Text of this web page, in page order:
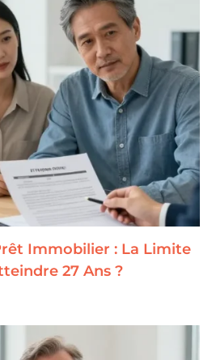
Immobilier : La Limite
27 Ans ?